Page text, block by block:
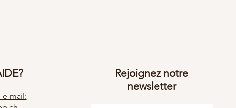
e-mail:
Rejoignez notre
newsletter